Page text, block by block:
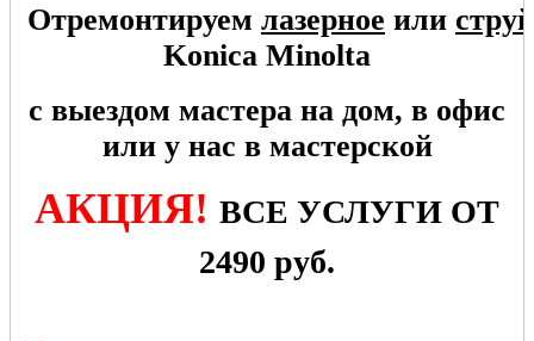
Отремонтируем лазерное или
Konica Minolta
с выездом мастера на дом, в офис
или у нас в мастерской
АКЦИЯ! ВСЕ УСЛУГИ ОТ
2490 руб.